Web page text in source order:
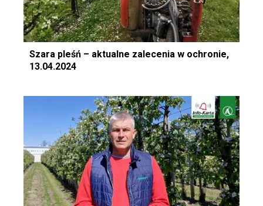
Szara pleśń – aktualne zalecenia w ochronie,
13.04.2024